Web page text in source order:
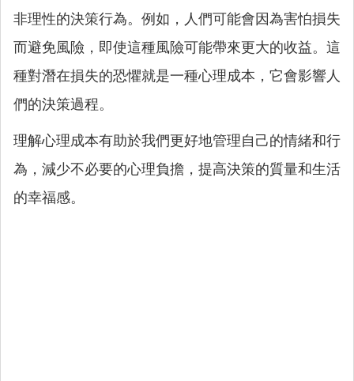
非理性的決策行為。例如，人們可能會因為害怕損失
而避免風險，即使這種風險可能帶來更大的收益。這
種對潛在損失的恐懼就是一種心理成本，它會影響人
們的決策過程。
理解心理成本有助於我們更好地管理自己的情緒和行
為，減少不必要的心理負擔，提高決策的質量和生活
的幸福感。